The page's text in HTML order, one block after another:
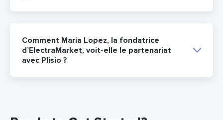
Comment Maria Lopez, la fondatrice
d’ElectraMarket, voit-elle le partenariat
avec Plisio ?